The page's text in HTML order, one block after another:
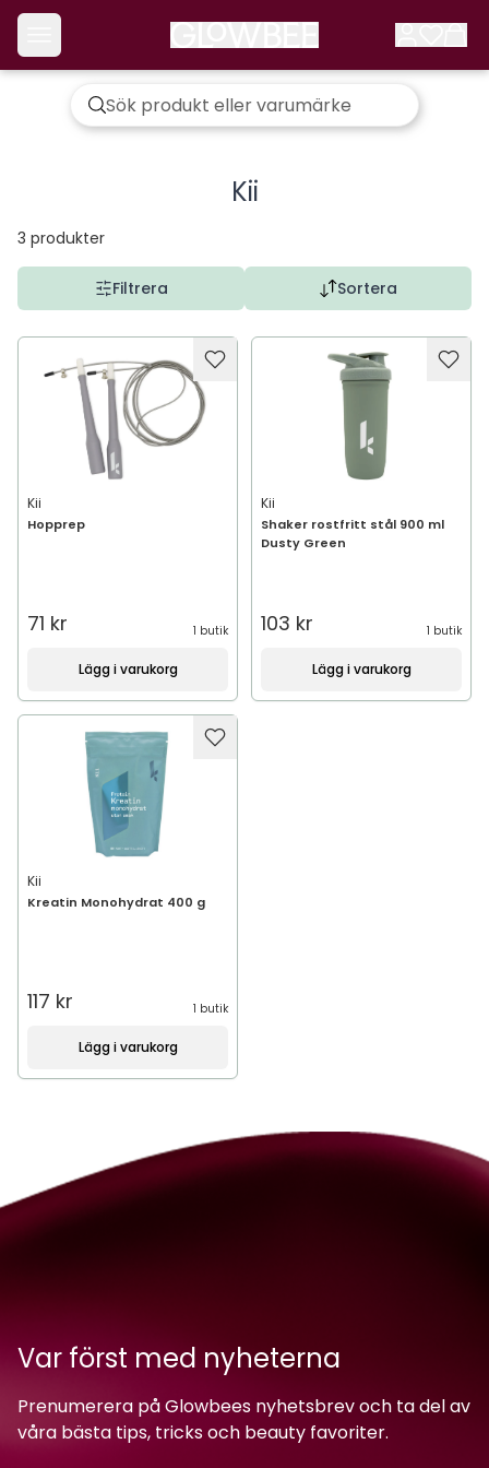
Kii
3 produkter
Filtrera Sortera
Kii
Hopprep
71 kr 1 butik
Lägg i varukorg
Kii
Shaker rostfritt stål 900 ml
Dusty Green
103 kr 1 butik
Lägg i varukorg
Kii
Kreatin Monohydrat 400 g
117 kr 1 butik
Lägg i varukorg
Var först med nyheterna
Prenumerera på Glowbees nyhetsbrev och ta del av
våra bästa tips, tricks och beauty favoriter.